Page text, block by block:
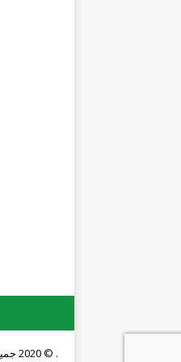
. © 2020 جميع الحقوق محفوظة للمديرية العامة للتعليم المهني والتقني